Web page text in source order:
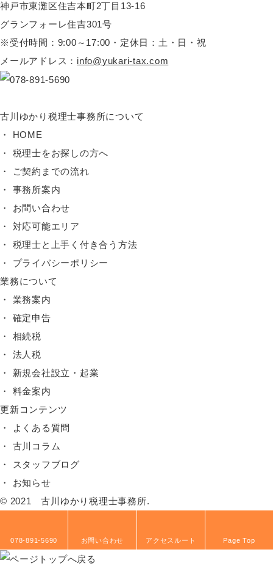
神戸市東灘区住吉本町2丁目13-16
グランフォーレ住吉301号
※受付時間：9:00～17:00・定休日：土・日・祝
メールアドレス： info@yukari-tax.com
古川ゆかり税理士事務所について
HOME
税理士をお探しの方へ
ご契約までの流れ
事務所案内
お問い合わせ
対応可能エリア
税理士と上手く付き合う方法
プライバシーポリシー
業務について
業務案内
確定申告
相続税
法人税
新規会社設立・起業
料金案内
更新コンテンツ
よくある質問
古川コラム
スタッフブログ
お知らせ
© 2021 古川ゆかり税理士事務所.
078-891-5690 お問い合わせ アクセスルート Page Top